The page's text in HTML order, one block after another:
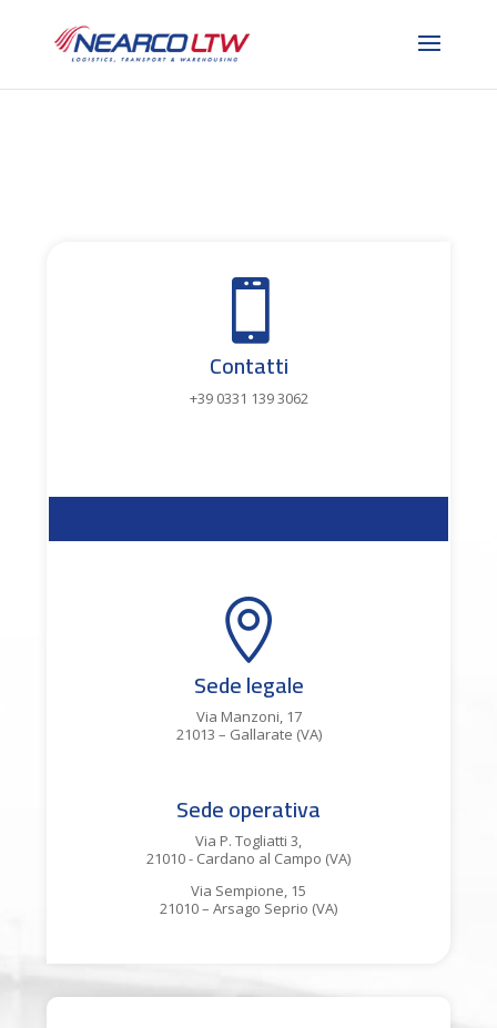

Contatti
+39 0331 139 3062

Sede legale
Via Manzoni, 17
21013 – Gallarate (VA)
Sede operativa
Via P. Togliatti 3,
21010 - Cardano al Campo (VA)
Via Sempione, 15
21010 – Arsago Seprio (VA)